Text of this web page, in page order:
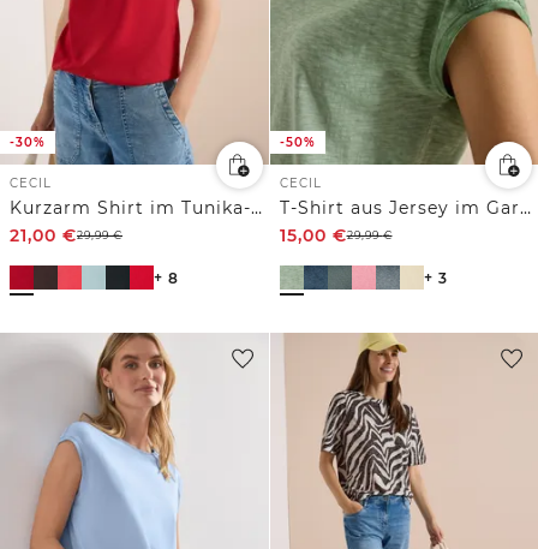
-30%
CECIL
Kurzarm Shirt im Tunika-Look
21,00 €29,99€
+ 8
-50%
CECIL
T-Shirt aus Jersey im Garment Dye Look
15,00 €29,99€
+ 3